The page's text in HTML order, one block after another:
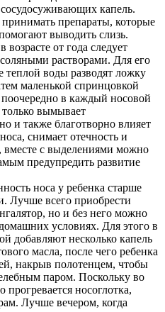
сосудосуживающих капель.
принимать препараты, которые
выводить слизь.
от года следует
растворами. Для его
теплой воды разводят ложку
маленькой спринцовкой
в каждый носовой
вымывает
и также благотворно влияет
снимает отечность и
вместе с выделениями можно
предупредить развитие
носа у ребенка старше
Лучше всего приобрести
но и без него можно
условиях. Для этого в
добавляют несколько капель
масла, после чего ребенка
накрыв полотенцем, чтобы
паром. Поскольку во
носоглотка,
Лучше вечером, когда